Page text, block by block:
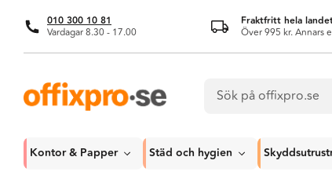
010 300 10 81
Vardagar 8.30 - 17.00
Fraktfritt hela
Över 995 kr. Annars
Kontor & Papper Städ och hygien